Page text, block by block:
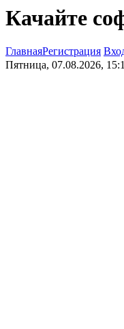
Качайте
ГлавнаяРегистрация
Пятница, 07.08.2026,